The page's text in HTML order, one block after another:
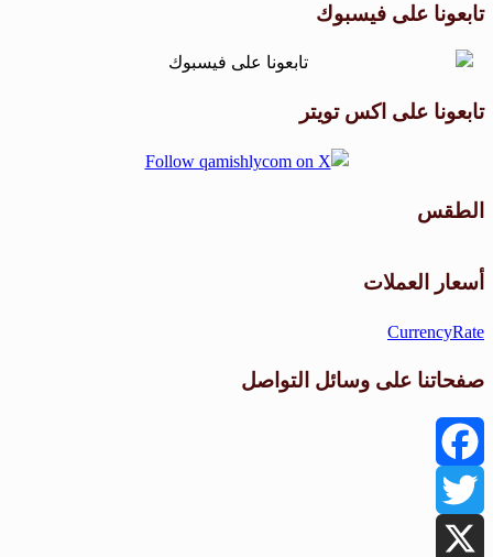
تابعونا على فيسبوك
تابعونا على اكس تويتر
الطقس
أسعار العملات
CurrencyRate
صفحاتنا على وسائل التواصل
Facebook
Twitter